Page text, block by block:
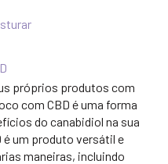
próprios produtos com
com CBD é uma forma
do canabidiol na sua
é um produto versátil e
maneiras, incluindo